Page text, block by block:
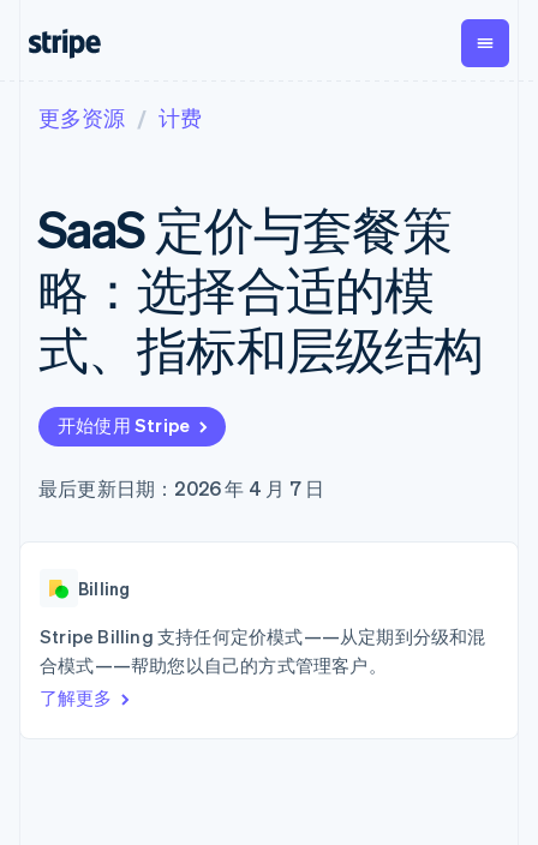
支付
在线支付
Payment links
无代码支付
Checkout
预构建支付界
面
Elements
支付方式
支持 125 种以
上
Terminal
线下支付
Boost
化
加速结账
经常性收入
Metronome
按用量计费
Subscriptions
订阅管理
Invoicing
一次性或定期
Tax
销售税和增值
Revenue
Recognition
Stripe Sigma
Global
Payouts
向第三
方打款
Crypto
钱包、
稳定币
按企业阶段
按应用场景
智能体商务
加密货币
电子商务
嵌入式金融
财务自动化
全球化企业
交易市场
按行业
游戏
文档
库与 SDK
Stripe Apps
指南
接受线上付款
实施预置结账流程
构建平台或交易市场
管理订阅
发行稳定币支持的支付卡
资源
应用集成
API 状态
学习
指南
支持
获取支持
托管支持方案
专业服务
公司
Stripe Press
更多资源 计费
SaaS 定价与套餐策
略：选择合适的模
式、指标和层级结构
开始使用 Stripe
最后更新日期：2026 年 4 月 7 日
Billing
Stripe Billing 支持任何定价模式——从定期到分级和混
合模式——帮助您以自己的方式管理客户。
了解更多